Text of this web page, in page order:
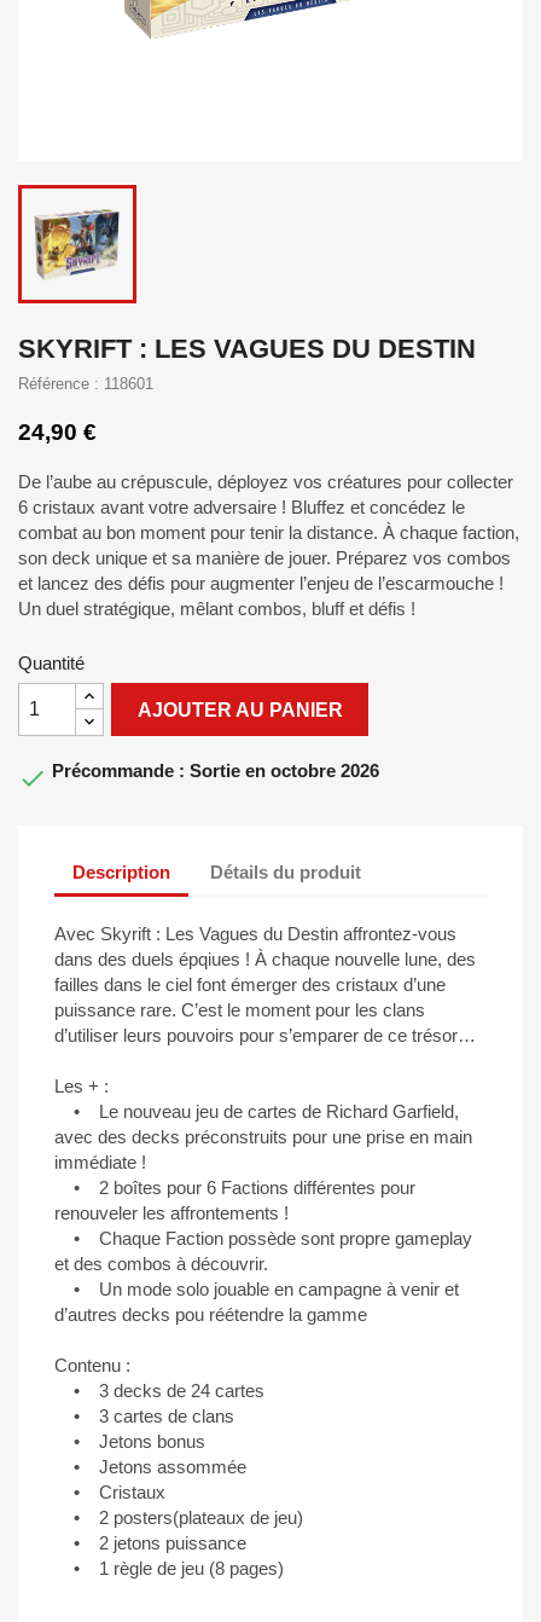
SKYRIFT : LES VAGUES DU DESTIN
Référence : 118601
24,90 €
De l’aube au crépuscule, déployez vos créatures pour collecter
6 cristaux avant votre adversaire ! Bluffez et concédez le
combat au bon moment pour tenir la distance. À chaque faction,
son deck unique et sa manière de jouer. Préparez vos combos
et lancez des défis pour augmenter l’enjeu de l’escarmouche !
Un duel stratégique, mêlant combos, bluff et défis !
Quantité
AJOUTER AU PANIER
 Précommande : Sortie en octobre 2026
Description Détails du produit
Avec Skyrift : Les Vagues du Destin affrontez-vous
dans des duels épqiues ! À chaque nouvelle lune, des
failles dans le ciel font émerger des cristaux d’une
puissance rare. C’est le moment pour les clans
d’utiliser leurs pouvoirs pour s’emparer de ce trésor…
Les + :
• Le nouveau jeu de cartes de Richard Garfield,
avec des decks préconstruits pour une prise en main
immédiate !
• 2 boîtes pour 6 Factions différentes pour
renouveler les affrontements !
• Chaque Faction possède sont propre gameplay
et des combos à découvrir.
• Un mode solo jouable en campagne à venir et
d’autres decks pou réétendre la gamme
Contenu :
• 3 decks de 24 cartes
• 3 cartes de clans
• Jetons bonus
• Jetons assommée
• Cristaux
• 2 posters(plateaux de jeu)
• 2 jetons puissance
• 1 règle de jeu (8 pages)